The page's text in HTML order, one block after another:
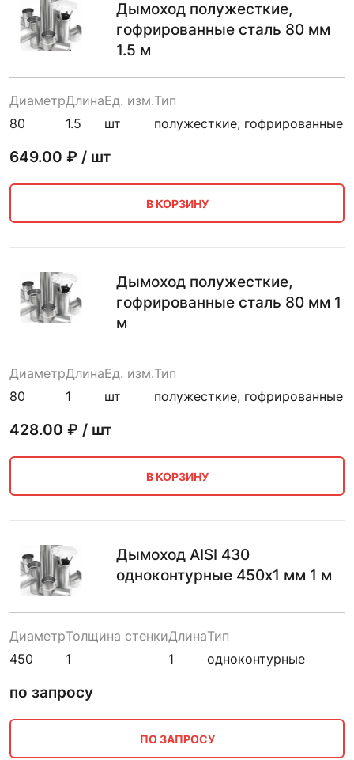
Дымоход полужесткие,
гофрированные сталь 80 мм
1.5 м
Диаметр
80
Длина
1.5
Ед. изм.
шт
Тип
полужесткие, гофрированные
649.00 ₽ / шт
В КОРЗИНУ
Дымоход полужесткие,
гофрированные сталь 80 мм 1
м
Диаметр
80
Длина
1
Ед. изм.
шт
Тип
полужесткие, гофрированные
428.00 ₽ / шт
В КОРЗИНУ
Дымоход AISI 430
одноконтурные 450х1 мм 1 м
Диаметр
450
Толщина стенки
1
Длина
1
Тип
одноконтурные
по запросу
ПО ЗАПРОСУ